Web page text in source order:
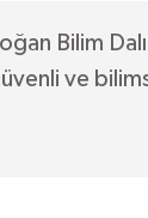
Bilim
ve